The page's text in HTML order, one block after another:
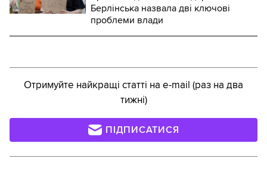
Берлінська назвала дві ключові
проблеми влади
Отримуйте найкращі статті на e-mail (раз на два
тижні)
ПІДПИСАТИСЯ